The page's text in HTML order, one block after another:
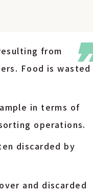
from
Food is wasted
in terms of
operations.
discarded by
and discarded